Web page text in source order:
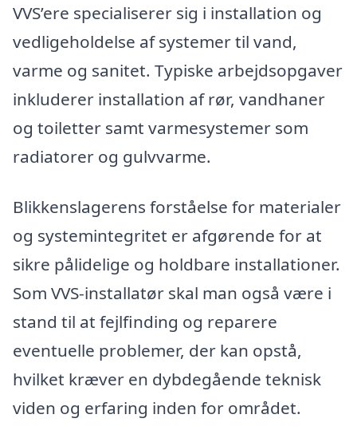
VVS’ere specialiserer sig i installation og
vedligeholdelse af systemer til vand,
varme og sanitet. Typiske arbejdsopgaver
inkluderer installation af rør, vandhaner
og toiletter samt varmesystemer som
radiatorer og gulvvarme.
Blikkenslagerens forståelse for materialer
og systemintegritet er afgørende for at
sikre pålidelige og holdbare installationer.
Som VVS-installatør skal man også være i
stand til at fejlfinding og reparere
eventuelle problemer, der kan opstå,
hvilket kræver en dybdegående teknisk
viden og erfaring inden for området.